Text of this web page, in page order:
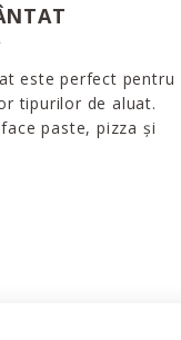
este perfect pentru
tipurilor de aluat.
paste, pizza și